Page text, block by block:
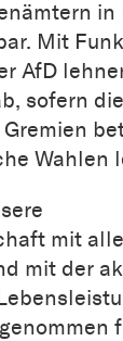
in
Mit
AfD
sofern
Wahlen
mit
mit der